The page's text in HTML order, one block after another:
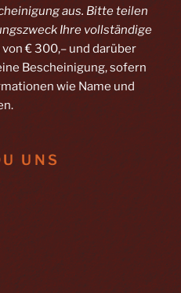
aus. Bitte teilen
Ihre vollständige
von € 300,– und darüber
Bescheinigung, sofern
wie Name und
UNS